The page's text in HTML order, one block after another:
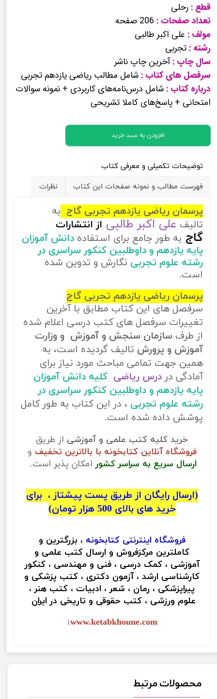
قطع : رحلی
تعداد صفحات : 206 صفحه
مولف : علی اکبر طالبی
رشته : تجربی
سال چاپ :آخرین چاپ ناشر
سرفصل های کتاب : شامل مطالب ریاضی یازدهم تجربی
درباره کتاب : شامل درس‌نامه‌های کاربردی + نمونه سوالات
امتحانی + پاسخ‌های کاملا تشریحی
افزودن به سبد خرید
توضیحات تکمیلی و معرفی کتاب
فهرست مطالب و نمونه صفحات این کتاب
نظرات
پرسمان ریاضی یازدهم تجربی گاج به
تالیف علی اکبر طالبی از انتشارات
گاج به طور جامع برای استفاده دانش آموزان
پایه یازدهم و داوطلبین کنکور سراسری در
رشته علوم تجربی نگارش و تدوین شده
است.
پرسمان ریاضی یازدهم تجربی گاج
سرفصل های این کتاب مطابق با آخرین
تغییرات سرفصل های کتب درسی اعلام شده
از طرف سازمان سنجش و آموزش و وزارت
آموزش و پرورش تالیف گردیده است، به
همین جهت تمامی مباحث مورد نیاز برای
آمادگی در درس ریاضی کلیه دانش آموزان
پایه یازدهم و داوطلبین کنکور سراسری در
رشته علوم تجربی ، در این کتاب به طور کامل
پوشش داده شده است.
خرید کلیه کتب علمی و آموزشی از طریق
فروشگاه آنلاین کتابخونه با بالاترین تخفیف و
ارسال سریع به سراسر کشور امکان پذیر است.
(ارسال رایگان از طریق پست پیشتاز ، برای
خرید های بالای 500 هزار تومان)
فروشگاه اینترنتی کتابخونه ، بزرگترین و
کاملترین مرکزفروش و ارسال کتب علمی و
آموزشی ، کمک درسی ، فنی و مهندسی ، کنکور
کارشناسی ارشد ، آزمون دکتری ، کتب پزشکی و
پیراپزشکی ، رمان ، شعر ، ادبیات ، کتب هنر ،
علوم ورزشی ، کتب حقوقی و تاریخی در ایران
1www.ketabkhoune.com
محصولات مرتبط